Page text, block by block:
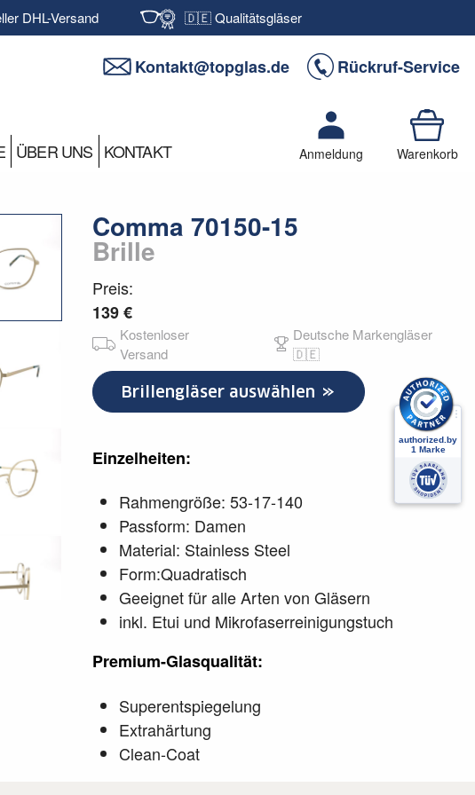
DHL-Versand 🇩🇪 Qualitätsgläser
Kontakt@topglas.de Rückruf-Service
ÜBER UNS KONTAKT Anmeldung Warenkorb
Comma 70150-15
Brille
Preis:
139 €
Kostenloser
Versand
Deutsche Markengläser
🇩🇪
Brillengläser auswählen
Einzelheiten:
Rahmengröße: 53-17-140
Passform: Damen
Material: Stainless Steel
Form:Quadratisch
Geeignet für alle Arten von Gläsern
inkl. Etui und Mikrofaserreinigungstuch
Premium-Glasqualität:
Superentspiegelung
Extrahärtung
Clean-Coat